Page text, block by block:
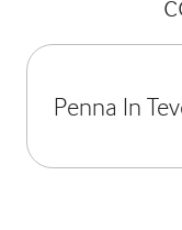
Penna In